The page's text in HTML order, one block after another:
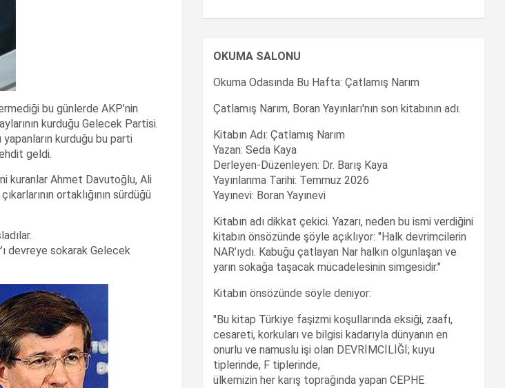
bu günlerde AKP’nin
kurduğu Gelecek Partisi.
yapanların kurduğu bu parti
geldi.
kuranlar Ahmet Davutoğlu, Ali
ortaklığının sürdüğü
devreye sokarak Gelecek
OKUMA SALONU
Okuma Odasında Bu Hafta: Çatlamış Narım
Çatlamış Narım, Boran Yayınları'nın son kitabının adı.
Kitabın Adı: Çatlamış Narım
Yazan: Seda Kaya
Derleyen-Düzenleyen: Dr. Barış Kaya
Yayınlanma Tarihi: Temmuz 2026
Yayınevi: Boran Yayınevi
Kitabın adı dikkat çekici. Yazarı, neden bu ismi verdiğini
kitabın önsözünde şöyle açıklıyor: "Halk devrimcilerin
NAR’ıydı. Kabuğu çatlayan Nar halkın olgunlaşan ve
yarın sokağa taşacak mücadelesinin simgesidir."
Kitabın önsözünde söyle deniyor:
"Bu kitap Türkiye faşizmi koşullarında eksiği, zaafı,
cesareti, korkuları ve bilgisi kadarıyla dünyanın en
onurlu ve namuslu işi olan DEVRİMCİLİĞİ; kuyu
tiplerinde, F tiplerinde,
ülkemizin her karış toprağında yapan CEPHE